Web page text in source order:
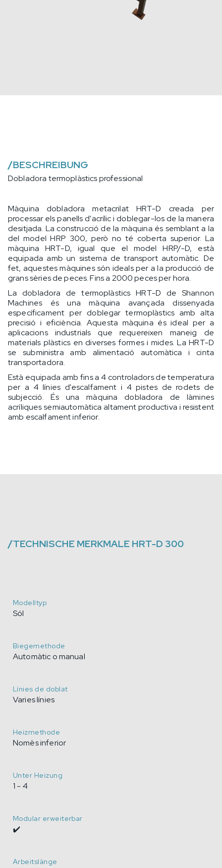
/BESCHREIBUNG
Dobladora termoplàstics professional
Màquina dobladora metacrilat HRT-D creada per
processar els panells d'acrílic i doblegar-los de la manera
desitjada. La construcció de la màquina és semblant a la
del model HRP 300, però no té coberta superior. La
màquina HRT-D, igual que el model HRP/-D, està
equipada amb un sistema de transport automàtic. De
fet, aquestes màquines són ideals per a la producció de
grans sèries de peces. Fins a 2000 peces per hora.
La dobladora de termoplàstics HRT-D de Shannon
Machines és una màquina avançada dissenyada
específicament per doblegar termoplàstics amb alta
precisió i eficiència. Aquesta màquina és ideal per a
aplicacions industrials que requereixen maneig de
materials plàstics en diverses formes i mides. La HRT-D
se subministra amb alimentació automàtica i cinta
transportadora.
Està equipada amb fins a 4 controladors de temperatura
per a 4 línies d'escalfament i 4 pistes de rodets de
subjecció. És una màquina dobladora de làmines
acríliques semiautomàtica altament productiva i resistent
amb escalfament inferior.
/TECHNISCHE MERKMALE HRT-D 300
Modelltyp
Sól
Biegemethode
Automàtic o manual
Línies de doblat
Varies línies
Heizmethode
Nomès inferior
Unter Heizung
1 - 4
Modular erweiterbar
✔️
Arbeitslänge